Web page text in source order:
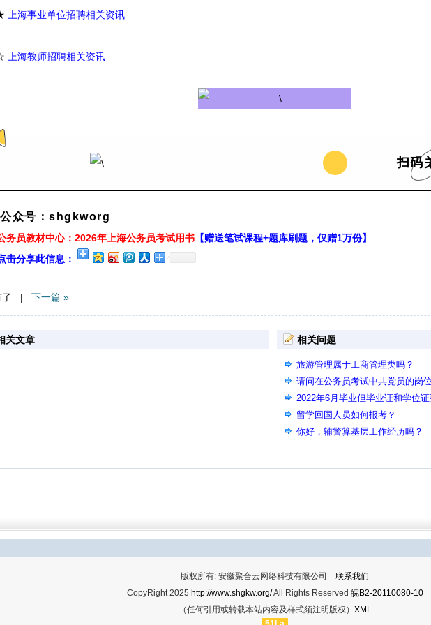
上海事业单位招聘相关资讯
上海教师招聘相关资讯
扫码
众号：shgkworg
务员教材中心：2026年上海公务员考试用书 【赠送笔试课程+题库刷题，仅赠1万份】
击分享此信息：
了 | 下一篇 »
关文章 相关问题
旅游管理属于工商管理类吗？
请问在公务员考试中共党员的岗
2022年6月毕业但毕业证和学位
吗？
留学回国人员如何报考？
你好，辅警算基层工作经历吗？
版权所有: 安徽聚合云网络科技有限公司 联系我们
CopyRight 2025 http://www.shgkw.org/All Rights Reserved 皖B2-20110080-10
（任何引用或转载本站内容及样式须注明版权） XML